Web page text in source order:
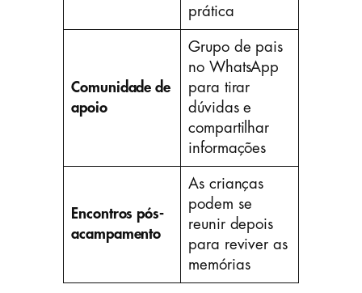
prática
Comunidade de
apoio
Grupo de pais
no WhatsApp
para tirar
dúvidas e
compartilhar
informações
Encontros pós-
acampamento
As crianças
podem se
reunir depois
para reviver as
memórias